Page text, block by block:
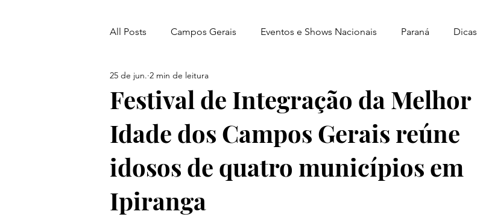
All Posts Campos Gerais Eventos e Shows Nacionais Paraná Dicas
Ponta Grossa
Festival de Integração da Melhor
Idade dos Campos Gerais reúne
idosos de quatro municípios em
Ipiranga
25 de jun. 2 min de leitura